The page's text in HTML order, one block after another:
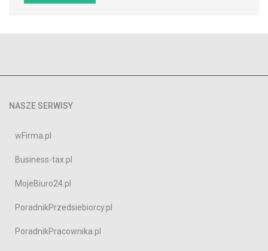
NASZE SERWISY
wFirma.pl
Business-tax.pl
MojeBiuro24.pl
PoradnikPrzedsiebiorcy.pl
PoradnikPracownika.pl